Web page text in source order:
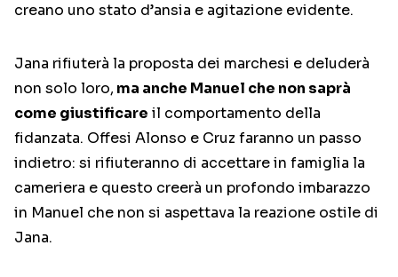
creano uno stato d’ansia e agitazione evidente.
Jana rifiuterà la proposta dei marchesi e deluderà
non solo loro, ma anche Manuel che non saprà
come giustificare il comportamento della
fidanzata. Offesi Alonso e Cruz faranno un passo
indietro: si rifiuteranno di accettare in famiglia la
cameriera e questo creerà un profondo imbarazzo
in Manuel che non si aspettava la reazione ostile di
Jana.